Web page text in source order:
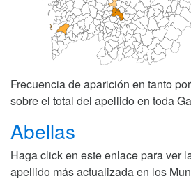
Frecuencia de aparición en tanto
sobre el total del apellido en toda
Abellas
Haga click en este enlace para ver
apellido más actualizada en los